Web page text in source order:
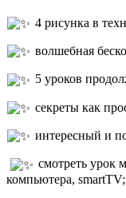
4 рисунка в
волшебная
5 уроков
секреты как
интересный и
смотреть урок
компьютера, smartTV;